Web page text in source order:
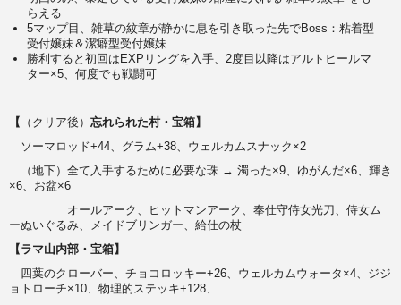
らえる
5マップ目、雑草の紋章が静かに息を引き取った先でBoss：粘着型
受付嬢妹＆潔癖型受付嬢妹
勝利すると初回はEXPリングを入手、2度目以降はアルトヒールマ
ター×5、何度でも戦闘可
【 （クリア後） 忘れられた村・宝箱】
ソーマロッド+44、グラム+38、ウェルカムスナック×2
（地下）全て入手するために必要な珠 → 濁った×9、ゆがんだ×6、輝き
×6、お盆×6
オールアーク、ヒットマンアーク、奉仕守侍女光刀、侍女ム
ーぬいぐるみ、メイドブリンガー、給仕の杖
【ラマ山内部・宝箱】
四葉のクローバー、チョコロッキー+26、ウェルカムウォータ×4、ジジ
ョトローチ×10、物理的ステッキ+128、